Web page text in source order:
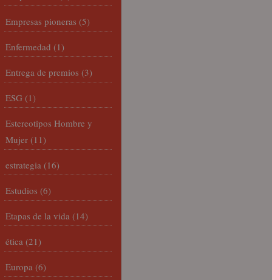
Empresas pioneras (5)
Enfermedad (1)
Entrega de premios (3)
ESG (1)
Estereotipos Hombre y
Mujer (11)
estrategia (16)
Estudios (6)
Etapas de la vida (14)
ética (21)
Europa (6)